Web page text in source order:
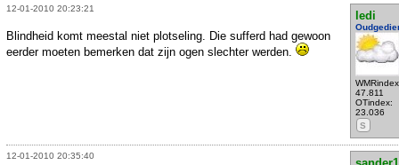
12-01-2010 20:23:21
ledi
47.811
OTindex:
23.036
S
Blindheid komt meestal niet plotseling. Die sufferd had gewoon
eerder moeten bemerken dat zijn ogen slechter werden.
12-01-2010 20:35:40